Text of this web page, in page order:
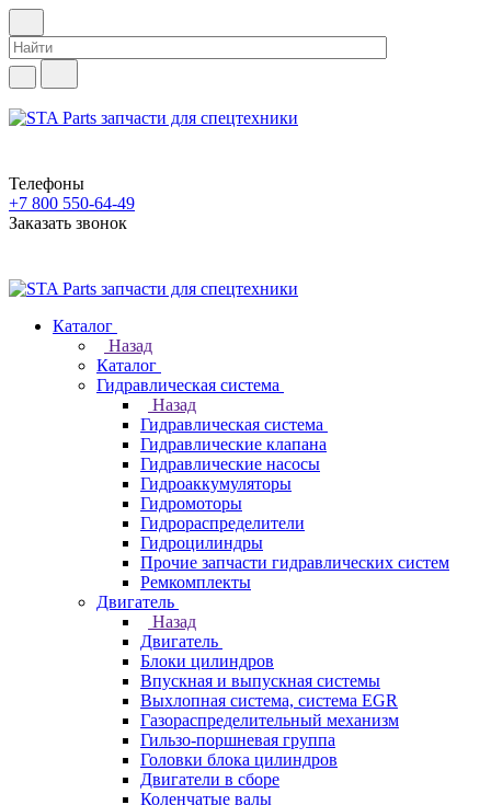
Телефоны
+7 800 550-64-49
Заказать звонок
Каталог
Назад
Каталог
Гидравлическая система
Назад
Гидравлическая система
Гидравлические клапана
Гидравлические насосы
Гидроаккумуляторы
Гидромоторы
Гидрораспределители
Гидроцилиндры
Прочие запчасти гидравлических систем
Ремкомплекты
Двигатель
Назад
Двигатель
Блоки цилиндров
Впускная и выпускная системы
Выхлопная система, система EGR
Газораспределительный механизм
Гильзо-поршневая группа
Головки блока цилиндров
Двигатели в сборе
Коленчатые валы